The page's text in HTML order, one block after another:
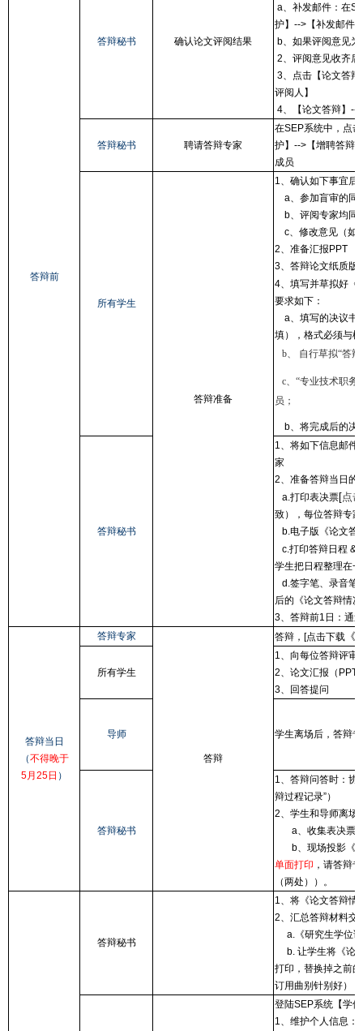
答辩前
答辩秘书 确认论文评阅结果
a、补发邮件：在
护】-->【补发邮件
b、如果评阅意见为
2、评阅意见收齐
3、点击【论文答
评阅人】
4、【论文答辩】--
答辩秘书 聘请答辩专家
在SEP系统中，点
护】-->【增聘答辩
成员
所有学生
答辩准备
1、确认如下事宜后
a、参加盲审的同
b、评阅专家均同
c、修改意见（如
2、准备汇报PPT
3、答辩论文纸质版
4、填写并草拟好《
要求如下：
a、填写的决议书
填），格式必须与
b、 自行草拟“答
c、“专业技术职务
员；
b、将完成后的决
答辩秘书
1、将如下信息邮件
家
2、准备答辩当日的
a.打印表决票[点
致），每位答辩专
b.电子版《论文答
c.打印答辩日程 &
学生把日程整理在
d.签字笔、录音笔
后的《论文答辩情
3、答辩前1日：通
答辩当日
（不得晚于
5月25日 ）
答辩专家
答辩
答辩，[点击下载 《
所有学生
1、向每位答辩评审
2、论文汇报（PPT
3、回答提问
导师 学生离场后，答辩
答辩秘书
1、答辩问答时：协
辩过程记录”）
2、学生和导师离场
a、收集表决票（
b、现场投影《论
单面打印 ，请答辩
（两处））。
答辩秘书
1、将《论文答辩情
2、汇总答辩材料交
a.《研究生学位论
b. 让学生将《论
打印，替换掉之前
订用曲别针别好）
登陆SEP系统【学
1、维护个人信息：